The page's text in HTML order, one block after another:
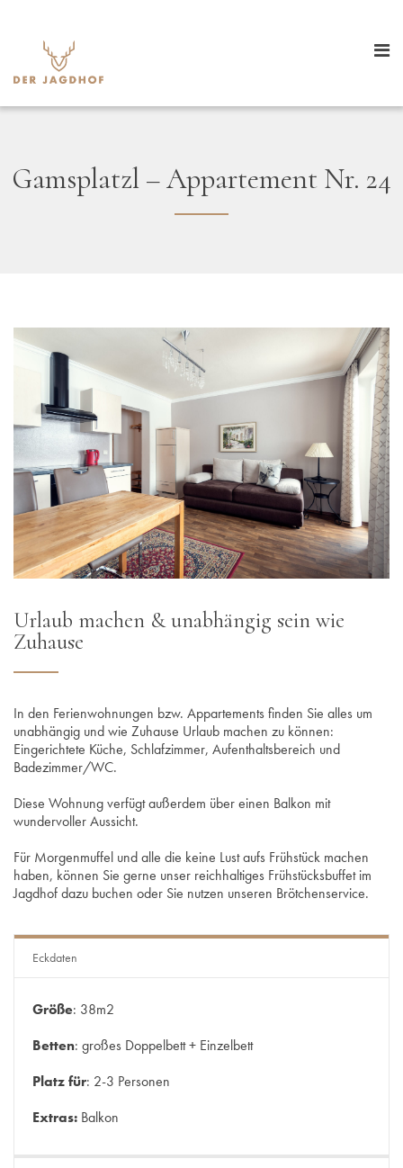
Gamsplatzl – Appartement Nr. 24
Urlaub machen & unabhängig sein wie
Zuhause
In den Ferienwohnungen bzw. Appartements finden Sie alles um
unabhängig und wie Zuhause Urlaub machen zu können:
Eingerichtete Küche, Schlafzimmer, Aufenthaltsbereich und
Badezimmer/WC.
Diese Wohnung verfügt außerdem über einen Balkon mit
wundervoller Aussicht.
Für Morgenmuffel und alle die keine Lust aufs Frühstück machen
haben, können Sie gerne unser reichhaltiges Frühstücksbuffet im
Jagdhof dazu buchen oder Sie nutzen unseren Brötchenservice.
Eckdaten
Größe: 38m2
Betten: großes Doppelbett + Einzelbett
Platz für: 2-3 Personen
Extras: Balkon